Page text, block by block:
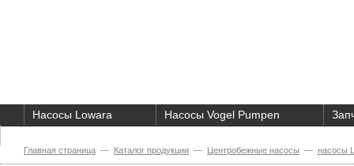
Насосы Lowara Насосы Vogel Pumpen
Главная страница — Каталог продукции — Центробежные насосы — насосы